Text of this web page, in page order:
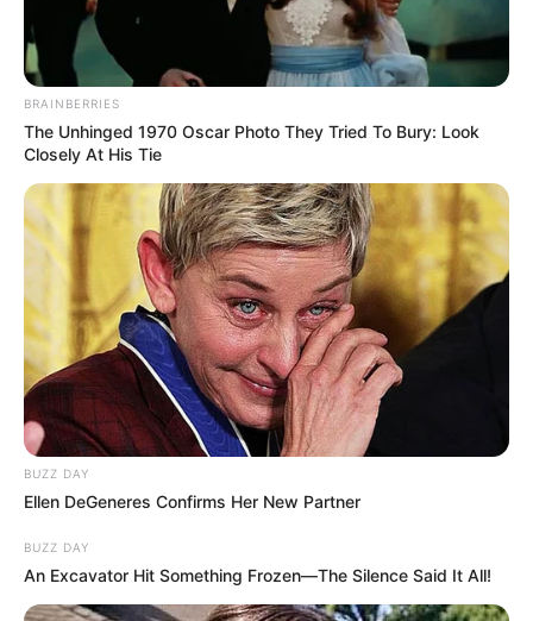
BRAINBERRIES
The Unhinged 1970 Oscar Photo They Tried To Bury: Look
Closely At His Tie
BUZZ DAY
Ellen DeGeneres Confirms Her New Partner
BUZZ DAY
An Excavator Hit Something Frozen—The Silence Said It All!